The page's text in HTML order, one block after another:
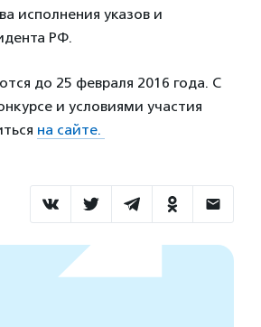
исполнения указов и
РФ.
до 25 февраля 2016 года. С
и условиями участия
на сайте.